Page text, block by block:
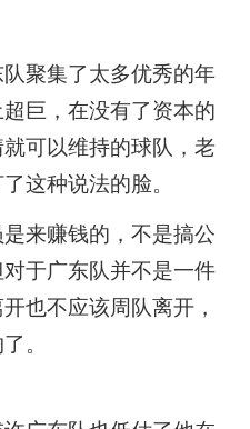
聚集了太多优秀的年
巨，在没有了资本的
可以维持的球队，老
这种说法的脸。
来赚钱的，不是搞公
于广东队并不是一件
也不应该周队离开，
。